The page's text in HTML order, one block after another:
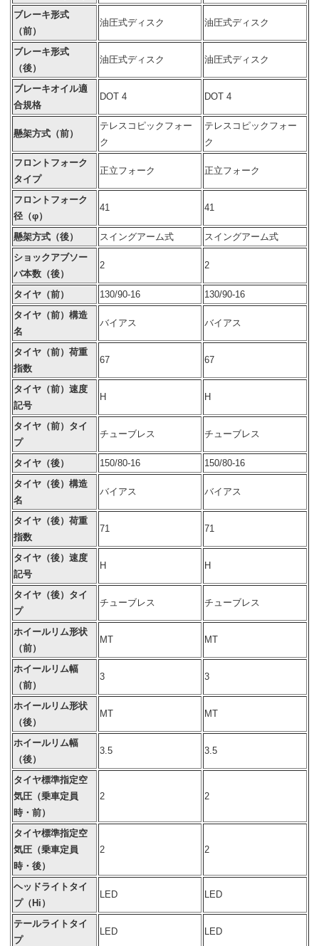
ブレーキ形式
（前）
油圧式ディスク 油圧式ディスク
ブレーキ形式
（後）
油圧式ディスク 油圧式ディスク
ブレーキオイル適
合規格
DOT 4 DOT 4
懸架方式（前）
テレスコピックフォー
ク
テレスコピックフォー
ク
フロントフォーク
タイプ
正立フォーク 正立フォーク
フロントフォーク
径（φ）
41 41
懸架方式（後） スイングアーム式
スイングアーム式
ショックアブソー
バ本数（後）
2 2
タイヤ（前） 130/90-16
130/90-16
タイヤ（前）構造
名
バイアス バイアス
タイヤ（前）荷重
指数
67 67
タイヤ（前）速度
記号
H H
タイヤ（前）タイ
プ
チューブレス チューブレス
タイヤ（後） 150/80-16
150/80-16
タイヤ（後）構造
名
バイアス バイアス
タイヤ（後）荷重
指数
71 71
タイヤ（後）速度
記号
H H
タイヤ（後）タイ
プ
チューブレス チューブレス
ホイールリム形状
（前）
MT MT
ホイールリム幅
（前）
3 3
ホイールリム形状
（後）
MT MT
ホイールリム幅
（後）
3.5 3.5
タイヤ標準指定空
気圧（乗車定員
時・前）
2 2
タイヤ標準指定空
気圧（乗車定員
時・後）
2 2
ヘッドライトタイ
プ（Hi）
LED LED
テールライトタイ
プ
LED LED